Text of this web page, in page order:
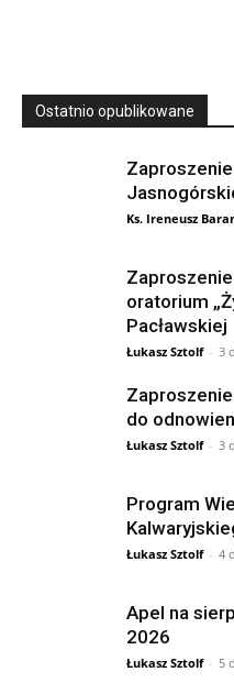
Ostatnio opublikowane
Ks. Ireneusz
oratorium
Pacławskiej
Łukasz Sztolf - 3
do
Łukasz Sztolf - 3
Program
Łukasz Sztolf - 4
Apel na
2026
Łukasz Sztolf - 5